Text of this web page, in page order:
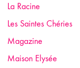
La Racine
Les Saintes Chéries
Magazine
Maison Elysée